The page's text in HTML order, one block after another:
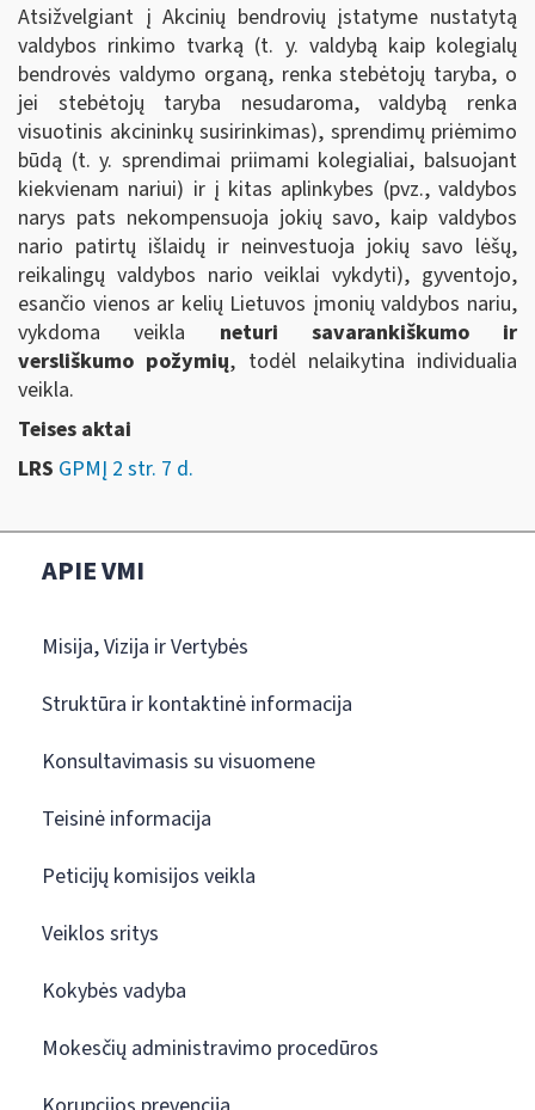
Atsižvelgiant į Akcinių bendrovių įstatyme nustatytą
valdybos rinkimo tvarką (t. y. valdybą kaip kolegialų
bendrovės valdymo organą, renka stebėtojų taryba, o
jei stebėtojų taryba nesudaroma, valdybą renka
visuotinis akcininkų susirinkimas), sprendimų priėmimo
būdą (t. y. sprendimai priimami kolegialiai, balsuojant
kiekvienam nariui) ir į kitas aplinkybes (pvz., valdybos
narys pats nekompensuoja jokių savo, kaip valdybos
nario patirtų išlaidų ir neinvestuoja jokių savo lėšų,
reikalingų valdybos nario veiklai vykdyti), gyventojo,
esančio vienos ar kelių Lietuvos įmonių valdybos nariu,
vykdoma veikla neturi savarankiškumo ir
versliškumo požymių, todėl nelaikytina individualia
veikla.
Teises aktai
LRS GPMĮ 2 str. 7 d.
APIE VMI
Misija, Vizija ir Vertybės
Struktūra ir kontaktinė informacija
Konsultavimasis su visuomene
Teisinė informacija
Peticijų komisijos veikla
Veiklos sritys
Kokybės vadyba
Mokesčių administravimo procedūros